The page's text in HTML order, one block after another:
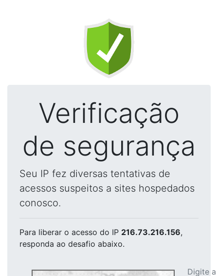
Verificação
de segurança
Seu IP fez diversas tentativas de
acessos suspeitos a sites hospedados
conosco.
Para liberar o acesso do IP 216.73.216.156,
responda ao desafio abaixo.
Digite